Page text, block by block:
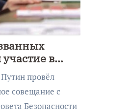
в
Совбеза
провёл
совещание с
Безопасности